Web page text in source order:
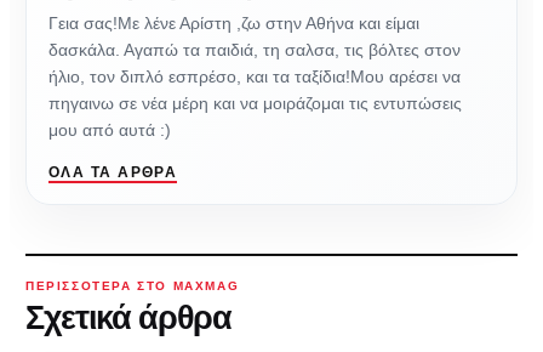
Γεια σας!Με λένε Αρίστη ,ζω στην Αθήνα και είμαι
δασκάλα. Αγαπώ τα παιδιά, τη σαλσα, τις βόλτες στον
ήλιο, τον διπλό εσπρέσο, και τα ταξίδια!Μου αρέσει να
πηγαινω σε νέα μέρη και να μοιράζομαι τις εντυπώσεις
μου από αυτά :)
ΌΛΑ ΤΑ ΆΡΘΡΑ
ΠΕΡΙΣΣΌΤΕΡΑ ΣΤΟ MAXMAG
Σχετικά άρθρα